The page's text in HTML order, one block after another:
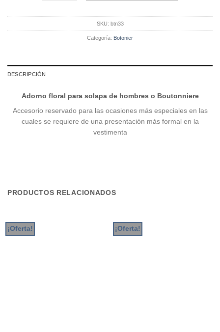
SKU: btn33
Categoría: Botonier
DESCRIPCIÓN
Adorno floral para solapa de hombres o Boutonniere
Accesorio reservado para las ocasiones más especiales en las
cuales se requiere de una presentación más formal en la
vestimenta
PRODUCTOS RELACIONADOS
¡Oferta! ¡Oferta!